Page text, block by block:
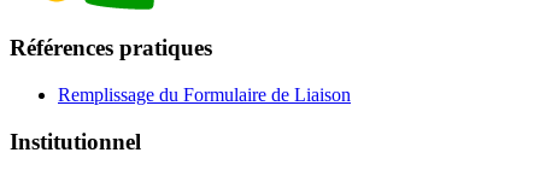
Références pratiques
Remplissage du Formulaire de Liaison
Institutionnel